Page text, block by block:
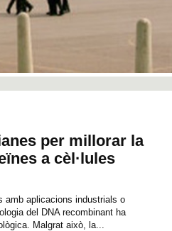
per millorar la
a cèl·lules
amb aplicacions industrials o
del DNA recombinant ha
Malgrat això, la...